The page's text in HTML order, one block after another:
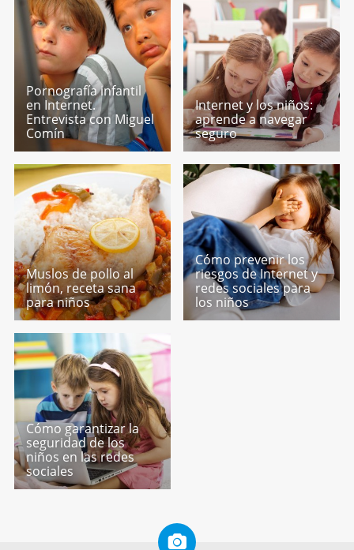
Pornografía infantil
en Internet.
Entrevista con Miguel
Comín
Internet y los niños:
aprende a navegar
seguro
Muslos de pollo al
limón, receta sana
para niños
Cómo prevenir los
riesgos de Internet y
redes sociales para
los niños
Cómo garantizar la
seguridad de los
niños en las redes
sociales